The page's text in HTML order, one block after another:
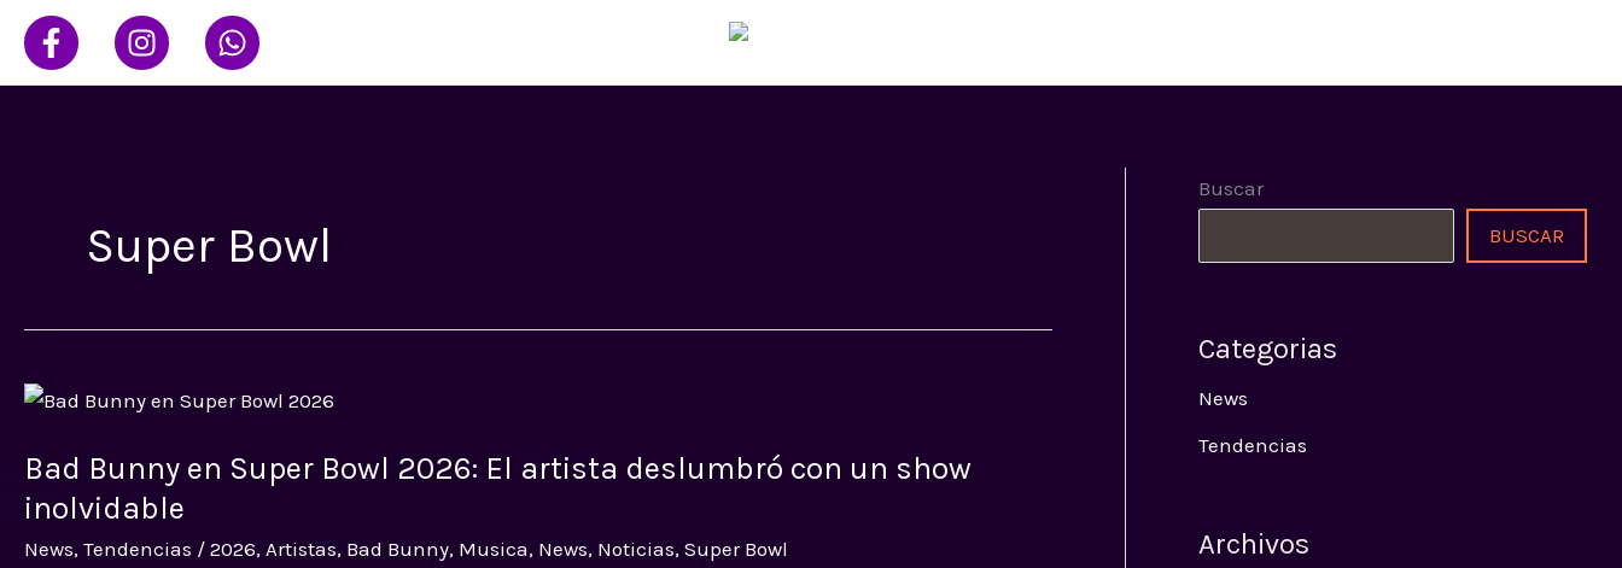
contenido
Super Bowl
Bad Bunny en Super Bowl 2026: El artista deslumbró con un show
inolvidable
News, Tendencias / 2026, Artistas, Bad Bunny, Musica, News, Noticias, Super Bowl
Bad
en
Super
Buscar
BUSCAR
Categorias
News
Tendencias
Archivos